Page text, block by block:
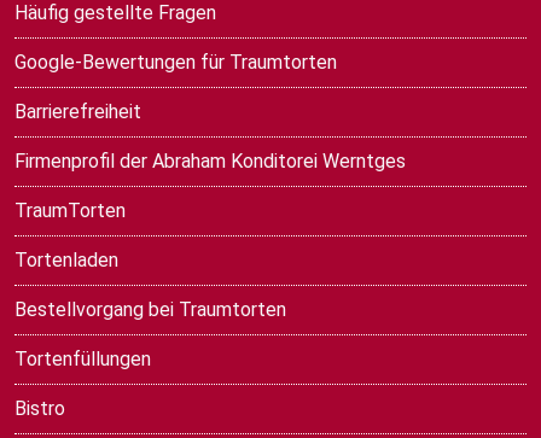
Häufig gestellte Fragen
Google-Bewertungen für Traumtorten
Barrierefreiheit
Firmenprofil der Abraham Konditorei Werntges
TraumTorten
Tortenladen
Bestellvorgang bei Traumtorten
Tortenfüllungen
Bistro